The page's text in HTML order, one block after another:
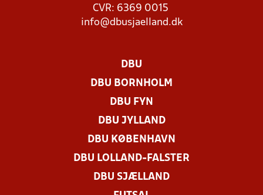
CVR: 6369 0015
info@dbusjaelland.dk
DBU
DBU BORNHOLM
DBU FYN
DBU JYLLAND
DBU KØBENHAVN
DBU LOLLAND-FALSTER
DBU SJÆLLAND